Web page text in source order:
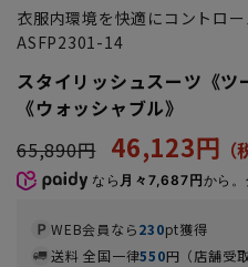
衣服内環境を快適にコントロ
ASFP2301-14
スタイリッシュスーツ《ツ
《ウォッシャブル》
65,890円
46,123円
なら 月々7,687円から
WEB会員なら230pt獲得
送料 全国一律550円（店舗受